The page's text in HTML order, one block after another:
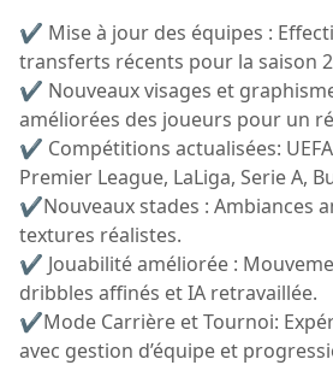
✔ Mise à jour des équipes :
transferts récents pour la saison
✔ Nouveaux visages et
améliorées des joueurs pour un
✔ Compétitions actualisées:
Premier League, LaLiga, Serie A,
✔Nouveaux stades : Ambiances
textures réalistes.
✔ Jouabilité améliorée :
dribbles affinés et IA retravaillée.
✔Mode Carrière et Tournoi:
avec gestion d’équipe et